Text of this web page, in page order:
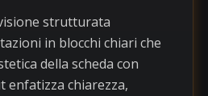
strutturata
in blocchi chiari che
della scheda con
enfatizza chiarezza,